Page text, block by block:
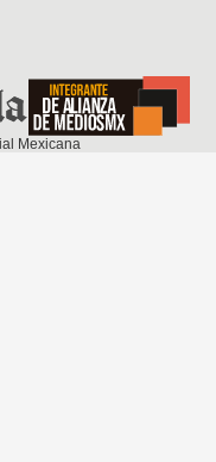
Mexicana